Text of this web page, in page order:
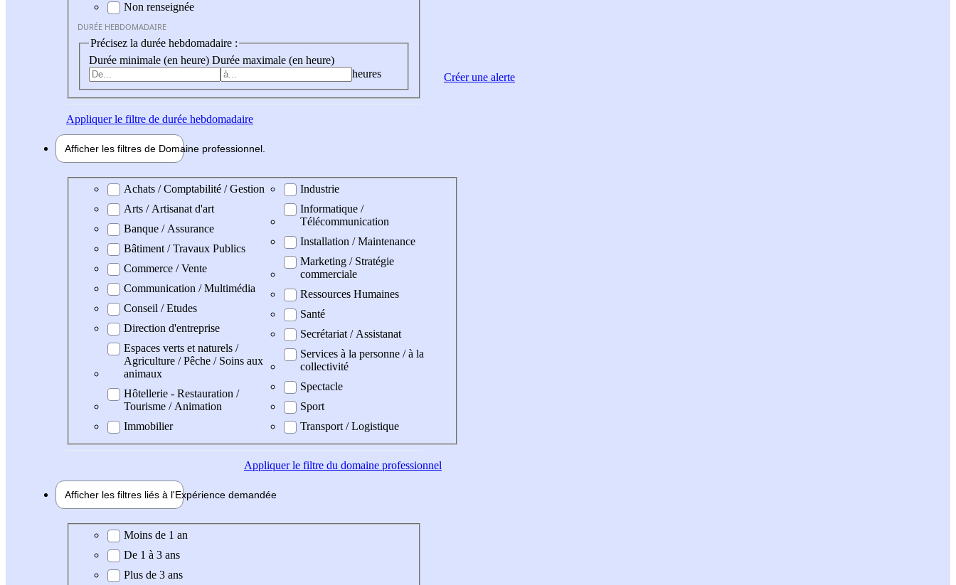
Non renseignée
DURÉE HEBDOMADAIRE
Précisez la durée hebdomadaire :
Durée minimale (en heure) Durée maximale (en heure)
heures
Appliquerle filtre de durée hebdomadaire
Afficher les filtres de Domaine professionnel
Domaine professionel
Achats / Comptabilité / Gestion
Arts / Artisanat d'art
Banque / Assurance
Bâtiment / Travaux Publics
Commerce / Vente
Communication / Multimédia
Conseil / Etudes
Direction d'entreprise
Espaces verts et naturels /
Agriculture / Pêche / Soins aux
animaux
Hôtellerie - Restauration /
Tourisme / Animation
Immobilier
Industrie
Informatique /
Télécommunication
Installation / Maintenance
Marketing / Stratégie
commerciale
Ressources Humaines
Santé
Secrétariat / Assistanat
Services à la personne / à la
collectivité
Spectacle
Sport
Transport / Logistique
Appliquerle filtre du domaine professionnel
Afficher les filtres liés à l'Expérience demandée
Expérience demandée
Moins de 1 an
De 1 à 3 ans
Plus de 3 ans
Créer une alerte